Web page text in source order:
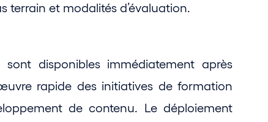
terrain et modalités d’évaluation.
disponibles immédiatement après
rapide des initiatives de formation
de contenu. Le déploiement